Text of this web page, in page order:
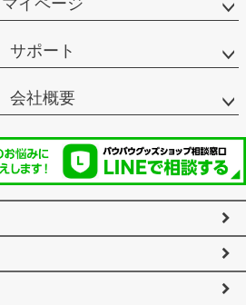
マイページ
サポート
会社概要